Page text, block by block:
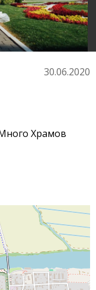
30.06.2020
Храмов